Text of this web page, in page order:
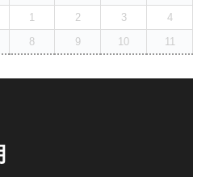
1 2 3
4
8 9 10 11